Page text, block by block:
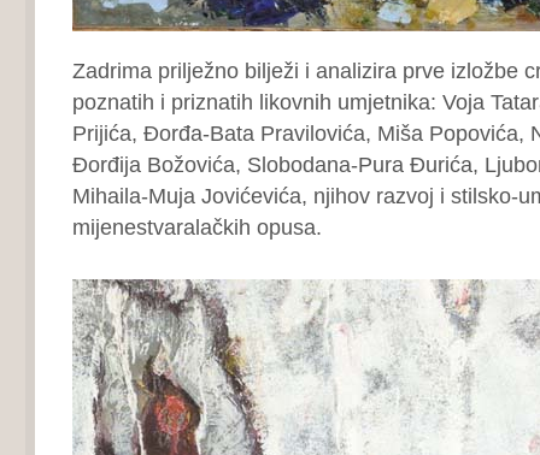
Zadrima prilježno bilježi i analizira prve izložbe
poznatih i priznatih likovnih umjetnika: Voja
Prijića, Đorđa-Bata Pravilovića, Miša Popovića,
Đorđija Božovića, Slobodana-Pura Đurića,
Mihaila-Muja Jovićevića, njihov razvoj i stilsko-
mijenestvaralačkih opusa.